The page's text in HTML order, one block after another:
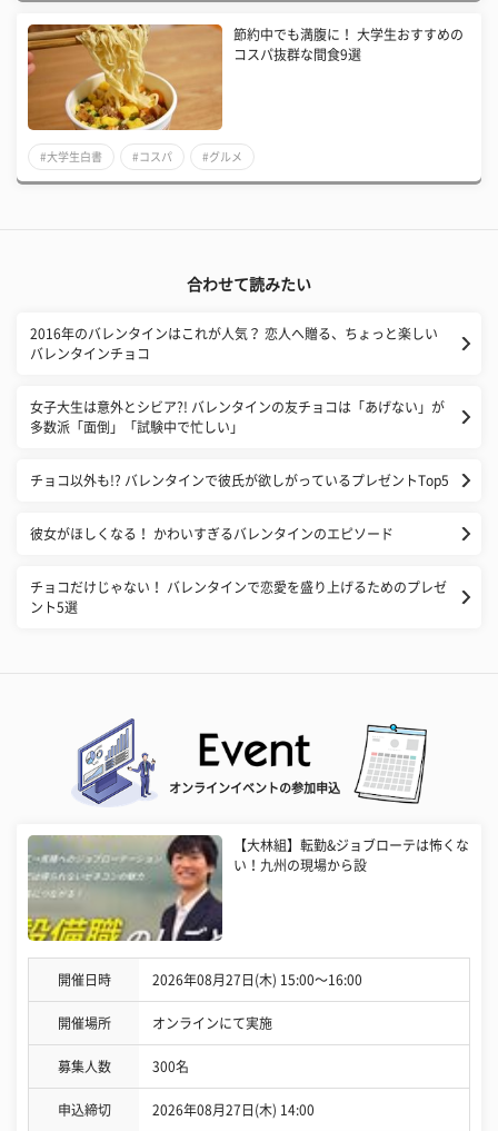
節約中でも満腹に！ 大学生おすすめの
コスパ抜群な間食9選
#大学生白書 #コスパ #グルメ
合わせて読みたい
2016年のバレンタインはこれが人気？ 恋人へ贈る、ちょっと楽しい
バレンタインチョコ
女子大生は意外とシビア?! バレンタインの友チョコは「あげない」が
多数派「面倒」「試験中で忙しい」
チョコ以外も!? バレンタインで彼氏が欲しがっているプレゼントTop5
彼女がほしくなる！ かわいすぎるバレンタインのエピソード
チョコだけじゃない！ バレンタインで恋愛を盛り上げるためのプレゼ
ント5選
オンラインイベントの参加申込
【大林組】転勤&ジョブローテは怖くな
い！九州の現場から設
開催日時 2026年08月27日(木) 15:00〜16:00
開催場所 オンラインにて実施
募集人数 300名
申込締切 2026年08月27日(木) 14:00